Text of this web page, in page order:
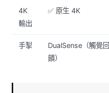
4K
輸出
✅ 原生 4K
手掣
DualSense（觸覺回
饋）